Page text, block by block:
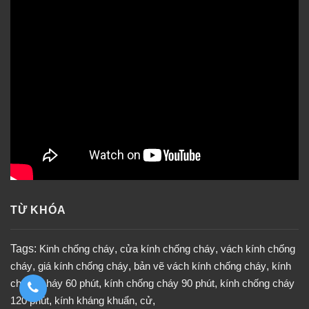
TỪ KHÓA
Tags: Kinh chống cháy, cửa kính chống cháy, vách kính chống
cháy, giá kính chống cháy, bản vẽ vách kính chống cháy, kính
chống cháy 60 phút, kính chống cháy 90 phút, kính chống cháy
120 phút, kính kháng khuẩn, cử,